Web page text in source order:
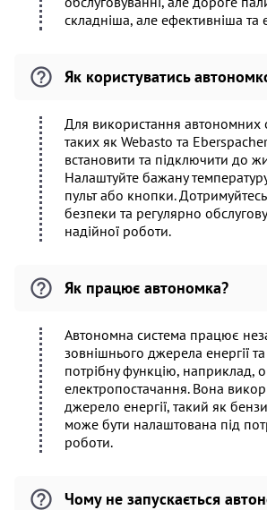
складніша, але ефективніша та
Як користуватись
Для використання автономних
таких як Webasto та
встановити та підключити до
Налаштуйте бажану
пульт або кнопки. Дотримуйтесь
безпеки та регулярно
надійної роботи.
Як працює автономка?
Автономна система працює
зовнішнього джерела енергії
потрібну функцію, наприклад,
електропостачання. Вона
джерело енергії, такий як
може бути налаштована під
роботи.
Чому не запускається